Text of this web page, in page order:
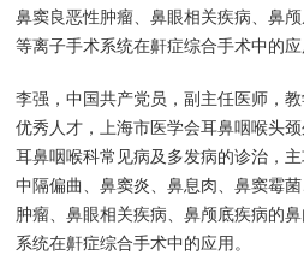
鼻窦良恶性肿瘤、鼻眼相关疾病、鼻
等离子手术系统在鼾症综合手术中的应
李强，中国共产党员，副主任医师，
优秀人才，上海市医学会耳鼻咽喉头
耳鼻咽喉科常见病及多发病的诊治，
中隔偏曲、鼻窦炎、鼻息肉、鼻窦霉
肿瘤、鼻眼相关疾病、鼻颅底疾病的
系统在鼾症综合手术中的应用。